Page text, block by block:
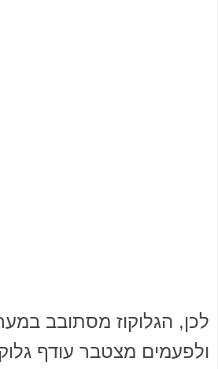
לכן, הגלוקוז מסתובב
ולפעמים מצטבר עודף